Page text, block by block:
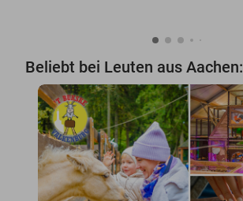
Beliebt bei Leuten aus Aachen: